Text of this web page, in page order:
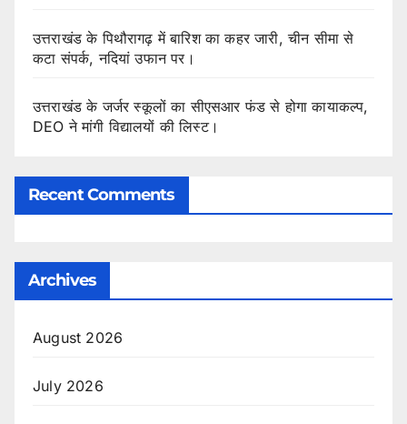
उत्तराखंड के पिथौरागढ़ में बारिश का कहर जारी, चीन सीमा से
कटा संपर्क, नदियां उफान पर।
उत्तराखंड के जर्जर स्कूलों का सीएसआर फंड से होगा कायाकल्प,
DEO ने मांगी विद्यालयों की लिस्ट।
Recent Comments
Archives
August 2026
July 2026